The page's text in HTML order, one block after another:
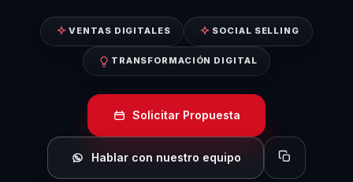
VENTAS DIGITALES SOCIAL SELLING
TRANSFORMACIÓN DIGITAL
Solicitar Propuesta
Hablar con nuestro equipo Copiar perfil